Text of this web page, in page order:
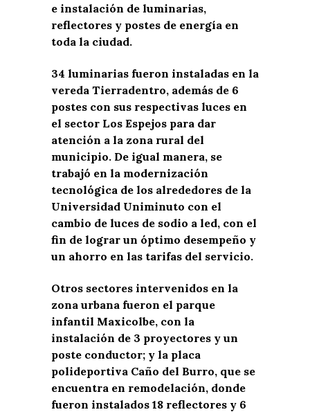
e instalación de luminarias,
reflectores y postes de energía en
toda la ciudad.
34 luminarias fueron instaladas en la
vereda Tierradentro, además de 6
postes con sus respectivas luces en
el sector Los Espejos para dar
atención a la zona rural del
municipio. De igual manera, se
trabajó en la modernización
tecnológica de los alrededores de la
Universidad Uniminuto con el
cambio de luces de sodio a led, con el
fin de lograr un óptimo desempeño y
un ahorro en las tarifas del servicio.
Otros sectores intervenidos en la
zona urbana fueron el parque
infantil Maxicolbe, con la
instalación de 3 proyectores y un
poste conductor; y la placa
polideportiva Caño del Burro, que se
encuentra en remodelación, donde
fueron instalados 18 reflectores y 6